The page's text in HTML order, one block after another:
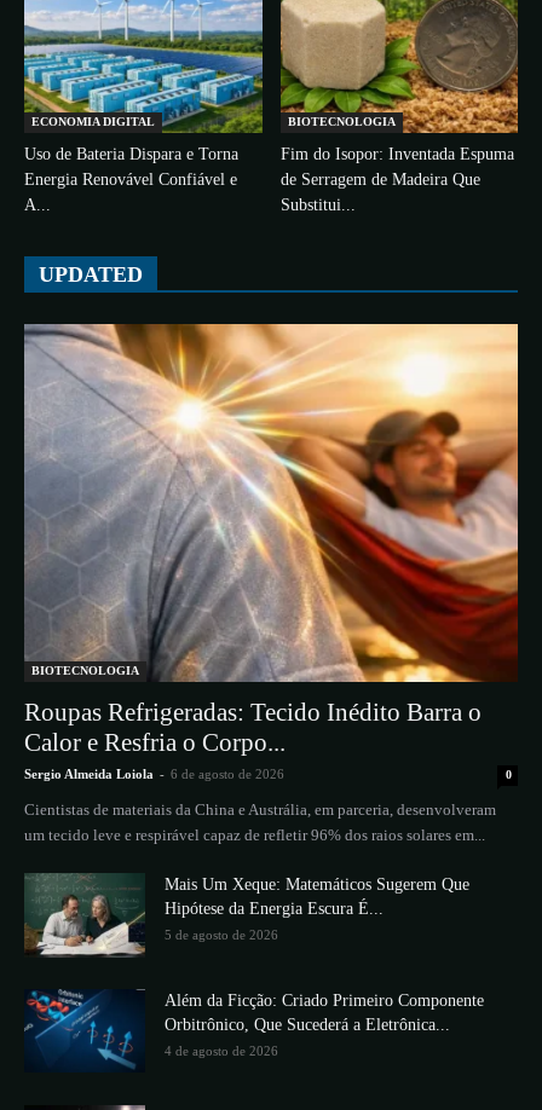
ECONOMIA DIGITAL
Uso de Bateria Dispara e Torna
Energia Renovável Confiável e
A...
BIOTECNOLOGIA
Fim do Isopor: Inventada Espuma
de Serragem de Madeira Que
Substitui...
UPDATED
BIOTECNOLOGIA
Roupas Refrigeradas: Tecido Inédito Barra o
Calor e Resfria o Corpo...
Sergio Almeida Loiola - 6 de agosto de 2026 0
Cientistas de materiais da China e Austrália, em parceria, desenvolveram
um tecido leve e respirável capaz de refletir 96% dos raios solares em...
Mais Um Xeque: Matemáticos Sugerem Que
Hipótese da Energia Escura É...
5 de agosto de 2026
Além da Ficção: Criado Primeiro Componente
Orbitrônico, Que Sucederá a Eletrônica...
4 de agosto de 2026